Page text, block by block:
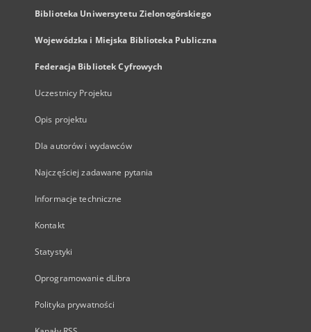
Biblioteka Uniwersytetu Zielonogórskiego
Wojewódzka i Miejska Biblioteka Publiczna
Federacja Bibliotek Cyfrowych
Uczestnicy Projektu
Opis projektu
Dla autorów i wydawców
Najczęściej zadawane pytania
Informacje techniczne
Kontakt
Statystyki
Oprogramowanie dLibra
Polityka prywatności